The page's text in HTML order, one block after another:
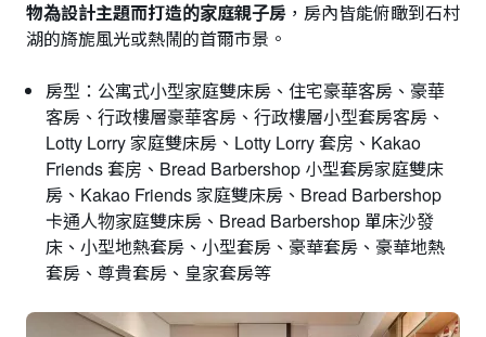
物為設計主題而打造的家庭親子房 ，房內皆能俯瞰到石村
湖的旖旎風光或熱鬧的首爾市景。
房型：公寓式小型家庭雙床房、住宅豪華客房、豪華
客房、行政樓層豪華客房、行政樓層小型套房客房、
Lotty Lorry 家庭雙床房、Lotty Lorry 套房、Kakao
Friends 套房、Bread Barbershop 小型套房家庭雙床
房、Kakao Friends 家庭雙床房、Bread Barbershop
卡通人物家庭雙床房、Bread Barbershop 單床沙發
床、小型地熱套房、小型套房、豪華套房、豪華地熱
套房、尊貴套房、皇家套房等